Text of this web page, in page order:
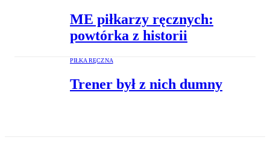
ME piłkarzy ręcznych:
powtórka z historii
PIŁKA RĘCZNA
Trener był z nich dumny